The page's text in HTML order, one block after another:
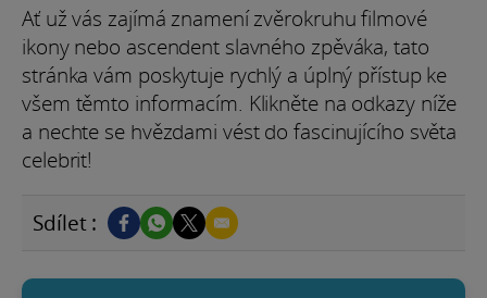
Ať už vás zajímá znamení zvěrokruhu filmové
ikony nebo ascendent slavného zpěváka, tato
stránka vám poskytuje rychlý a úplný přístup ke
všem těmto informacím. Klikněte na odkazy níže
a nechte se hvězdami vést do fascinujícího světa
celebrit!
Sdílet :